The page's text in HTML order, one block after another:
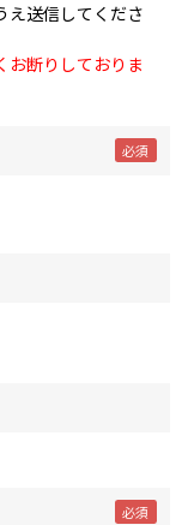
え送信してくださ
断りしておりま